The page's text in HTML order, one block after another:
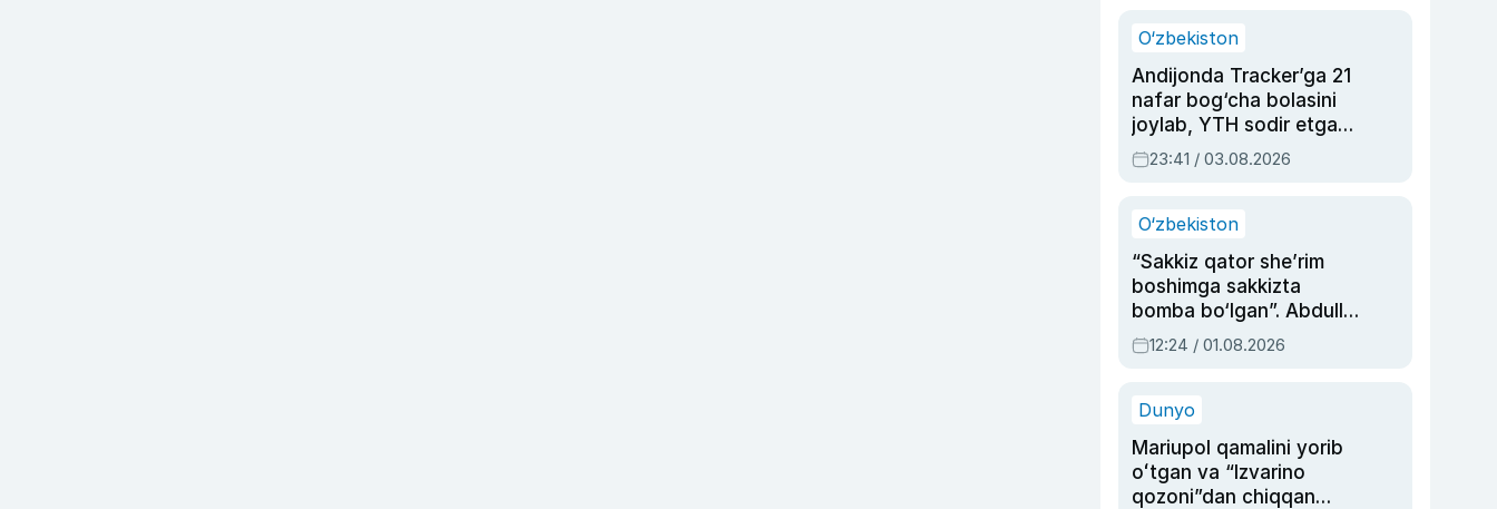
O‘zbekiston
Andijonda Tracker’ga 21
nafar bog‘cha bolasini
joylab, YTH sodir etgan
ayolga sud hukmi o‘qildi
23:41 / 03.08.2026
O‘zbekiston
“Sakkiz qator she’rim
boshimga sakkizta
bomba bo‘lgan”. Abdulla
Oripovni siyosiy
ayblovlardan asrab
12:24 / 01.08.2026
Dunyo
Mariupol qamalini yorib
oʻtgan va “Izvarino
qozoni”dan chiqqan